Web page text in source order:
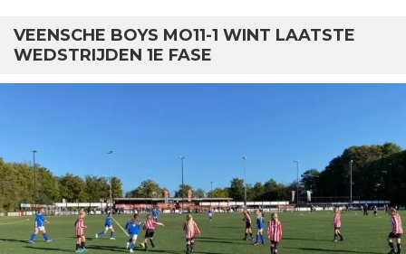
VEENSCHE BOYS MO11-1 WINT LAATSTE
WEDSTRIJDEN 1E FASE